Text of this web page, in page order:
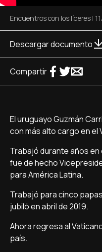
Encuentros con los líderes |
Descargar documento
Compartir
El uruguayo Guzmán
con más alto cargo en el
Trabajó durante años
fue de hecho
para América Latina.
Trabajó para cinco
jubiló en abril de 2019.
Ahora regresa al
país.